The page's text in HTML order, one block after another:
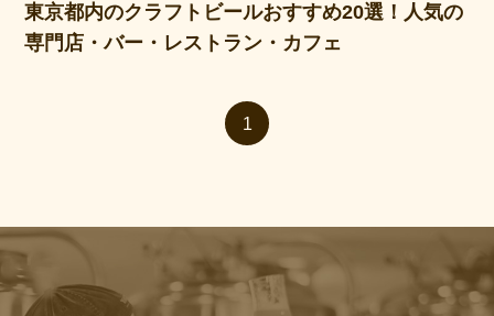
東京都内のクラフトビールおすすめ20選！人気の
専門店・バー・レストラン・カフェ
1